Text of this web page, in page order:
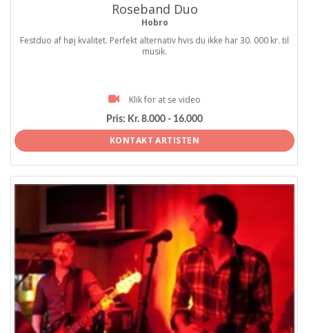
Roseband Duo
Hobro
Festduo af høj kvalitet. Perfekt alternativ hvis du ikke har 30. 000 kr. til
musik.
Klik for at se video
Pris: Kr. 8.000 - 16.000
KONTAKT ARTISTEN